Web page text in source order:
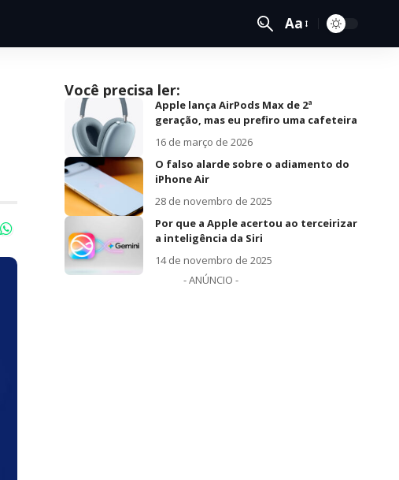
Aa
Você precisa ler:
Apple lança AirPods Max de 2ª
geração, mas eu prefiro uma cafeteira
16 de março de 2026
O falso alarde sobre o adiamento do
iPhone Air
28 de novembro de 2025
Por que a Apple acertou ao terceirizar
a inteligência da Siri
14 de novembro de 2025
- ANÚNCIO -